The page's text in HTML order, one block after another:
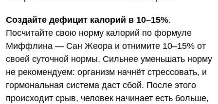
Создайте дефицит калорий в 10–15%.
Посчитайте свою норму калорий по формуле
Миффлина — Сан Жеора и отнимите 10–15% от
своей суточной нормы. Сильнее уменьшать норму
не рекомендуем: организм начнёт стрессовать, и
гормональная система даст сбой. После этого
происходит срыв, человек начинает есть больше,